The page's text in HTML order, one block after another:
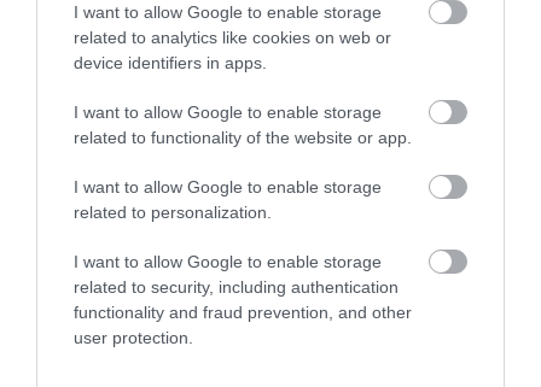
I want to allow Google to enable storage
related to analytics like cookies on web or
device identifiers in apps.
I want to allow Google to enable storage
related to functionality of the website or app.
I want to allow Google to enable storage
related to personalization.
I want to allow Google to enable storage
related to security, including authentication
functionality and fraud prevention, and other
user protection.
This Simple Trick Removes All Parasites From
367 146 326